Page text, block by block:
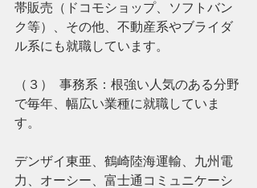
帯販売（ドコモショップ、ソフトバン
ク等）、その他、不動産系やブライダ
ル系にも就職しています。
（３）  事務系：根強い人気のある分野
で毎年、幅広い業種に就職していま
す。
デンザイ東亜、鶴崎陸海運輸、九州電
力、オーシー、富士通コミュニケーシ